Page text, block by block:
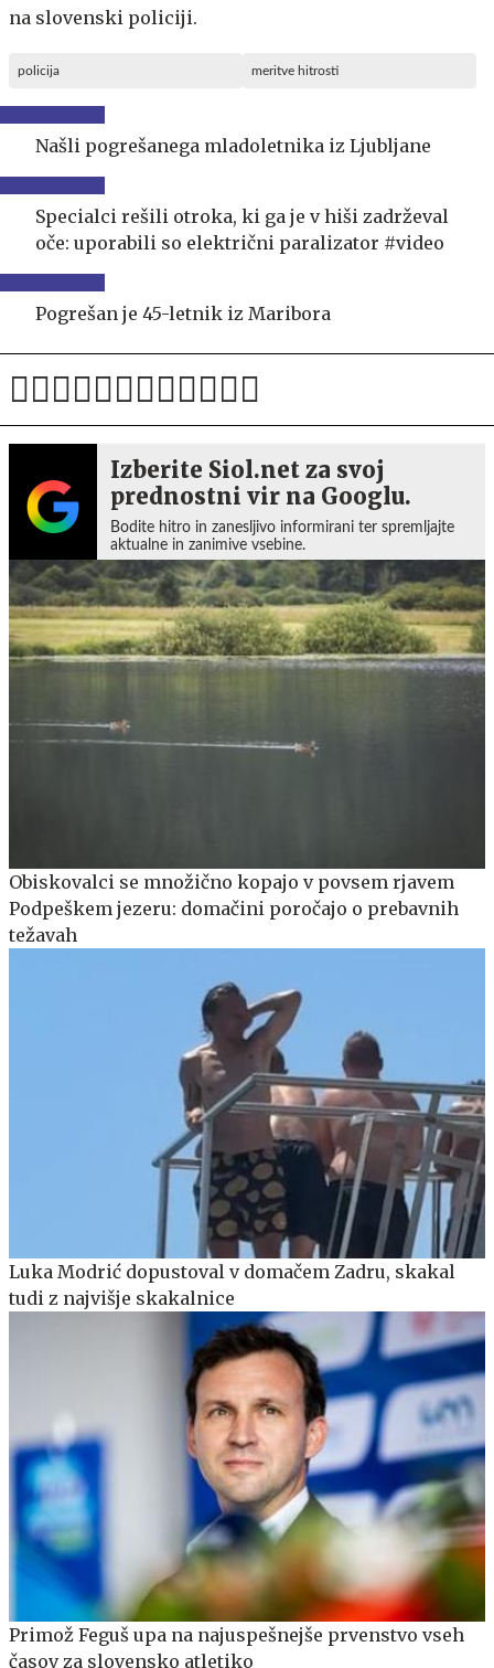
na slovenski policiji.
policija meritve hitrosti
Našli pogrešanega mladoletnika iz Ljubljane
Specialci rešili otroka, ki ga je v hiši zadrževal
oče: uporabili so električni paralizator #video
Pogrešan je 45-letnik iz Maribora
Izberite Siol.net za svoj
prednostni vir na Googlu.
Bodite hitro in zanesljivo informirani ter spremljajte
aktualne in zanimive vsebine.
Obiskovalci se množično kopajo v povsem rjavem
Podpeškem jezeru: domačini poročajo o prebavnih
težavah
Luka Modrić dopustoval v domačem Zadru, skakal
tudi z najvišje skakalnice
Primož Feguš upa na najuspešnejše prvenstvo vseh
časov za slovensko atletiko